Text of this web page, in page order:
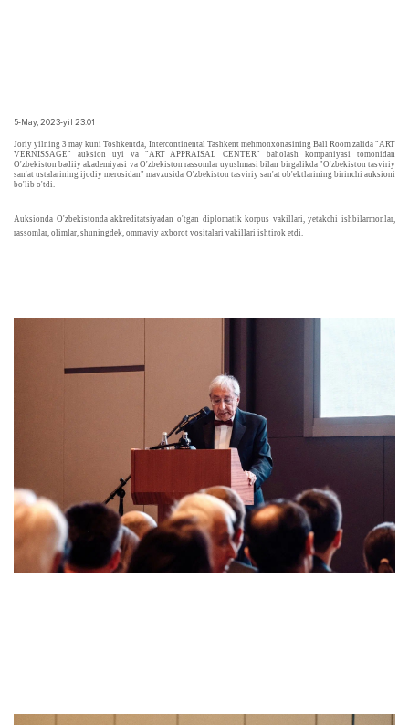
5-May, 2023-yil 23:01
Joriy yilning 3 may kuni Toshkentda, Intercontinental Tashkent mehmonxonasining Ball Room zalida "ART
VERNISSAGE" auksion uyi va "ART APPRAISAL CENTER" baholash kompaniyasi tomonidan
O'zbekiston badiiy akademiyasi va O'zbekiston rassomlar uyushmasi bilan birgalikda "O'zbekiston tasviriy
san'at ustalarining ijodiy merosidan" mavzusida O'zbekiston tasviriy san'at ob'ektlarining birinchi auksioni
bo'lib o'tdi.
Auksionda O'zbekistonda akkreditatsiyadan o'tgan diplomatik korpus vakillari, yetakchi ishbilarmonlar,
rassomlar, olimlar, shuningdek, ommaviy axborot vositalari vakillari ishtirok etdi.